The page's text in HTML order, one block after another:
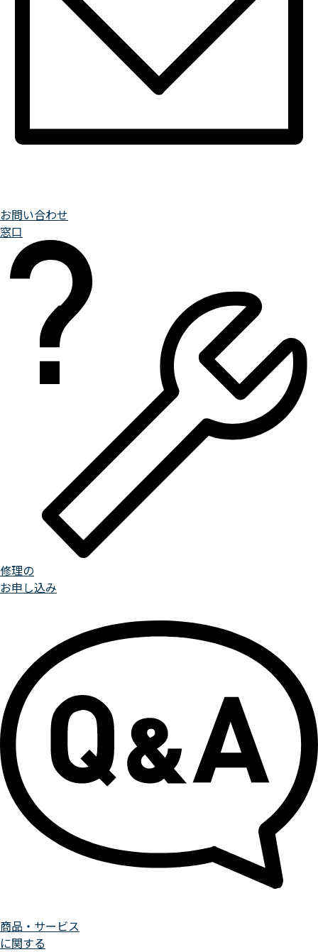
お問い合わせ
窓口
修理の
お申し込み
商品・サービス
に関する